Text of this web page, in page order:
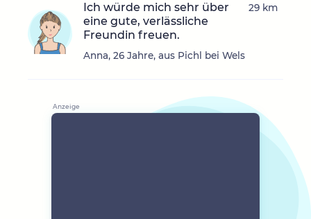
Ich würde mich sehr über
eine gute, verlässliche
Freundin freuen.
Anna, 26 Jahre, aus Pichl bei Wels
29 km